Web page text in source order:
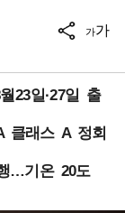
가가
23일·27일 출
클래스 A 정회
…기온 20도